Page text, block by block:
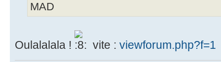
MAD
Oulalalala ! vite : viewforum.php?f=1